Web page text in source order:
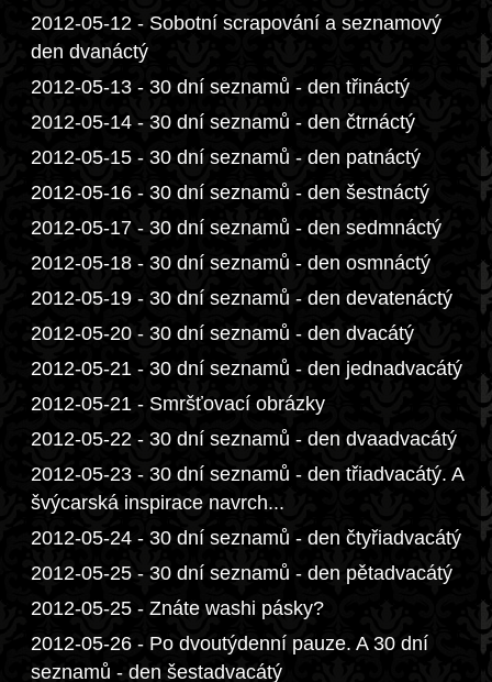
2012-05-12 - Sobotní scrapování a seznamový
den dvanáctý
2012-05-13 - 30 dní seznamů - den třináctý
2012-05-14 - 30 dní seznamů - den čtrnáctý
2012-05-15 - 30 dní seznamů - den patnáctý
2012-05-16 - 30 dní seznamů - den šestnáctý
2012-05-17 - 30 dní seznamů - den sedmnáctý
2012-05-18 - 30 dní seznamů - den osmnáctý
2012-05-19 - 30 dní seznamů - den devatenáctý
2012-05-20 - 30 dní seznamů - den dvacátý
2012-05-21 - 30 dní seznamů - den jednadvacátý
2012-05-21 - Smršťovací obrázky
2012-05-22 - 30 dní seznamů - den dvaadvacátý
2012-05-23 - 30 dní seznamů - den třiadvacátý. A
švýcarská inspirace navrch...
2012-05-24 - 30 dní seznamů - den čtyřiadvacátý
2012-05-25 - 30 dní seznamů - den pětadvacátý
2012-05-25 - Znáte washi pásky?
2012-05-26 - Po dvoutýdenní pauze. A 30 dní
seznamů - den šestadvacátý